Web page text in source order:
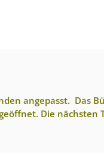
angepasst. Das
Die nächsten